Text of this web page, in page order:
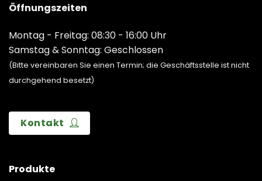
Öffnungszeiten
Montag - Freitag: 08:30 - 16:00 Uhr
Samstag & Sonntag: Geschlossen
(Bitte vereinbaren Sie einen Termin; die Geschäftsstelle ist nicht
durchgehend besetzt)
Kontakt
Produkte